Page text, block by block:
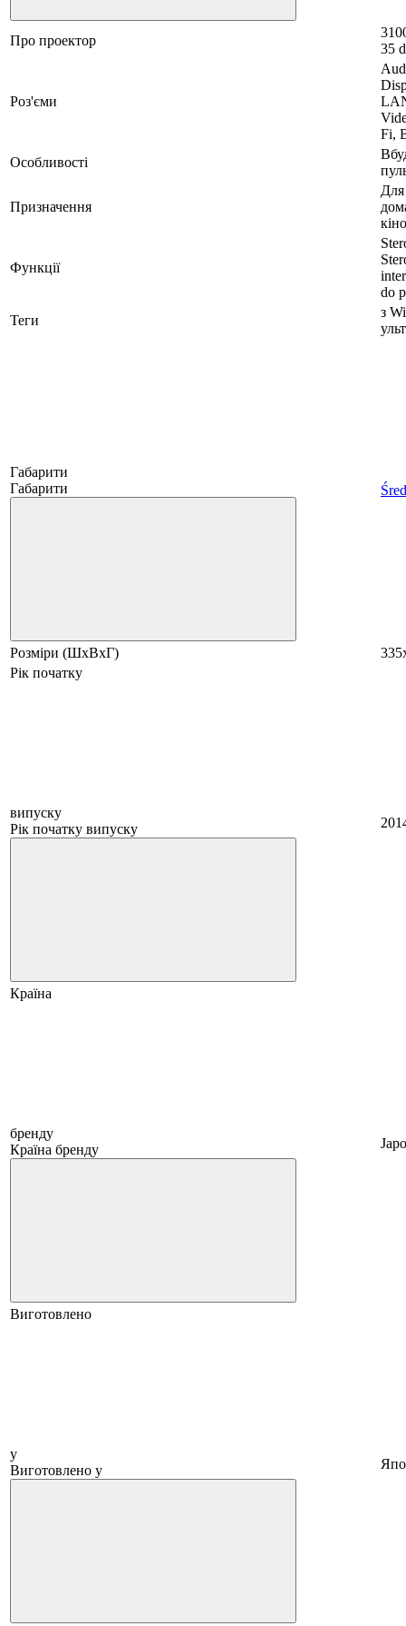
Про проектор
35
Роз'єми
Fi,
Особливості
Призначення
Функції
do
Теги
з
Габарити
Габарити
Розміри (ШхВхГ)
Рік початку
випуску
Рік початку випуску
Країна
бренду
Країна бренду
Виготовлено
у
Виготовлено у